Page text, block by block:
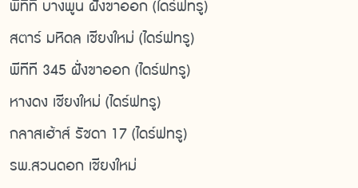
พีทีที บางพูน ฝั่งขาออก (ไดร์ฟทรู)
สตาร์ มหิดล เชียงใหม่ (ไดร์ฟทรู)
พีทีที 345 ฝั่งขาออก (ไดร์ฟทรู)
หางดง เชียงใหม่ (ไดร์ฟทรู)
กลาสเฮ้าส์ รัชดา 17 (ไดร์ฟทรู)
รพ.สวนดอก เชียงใหม่